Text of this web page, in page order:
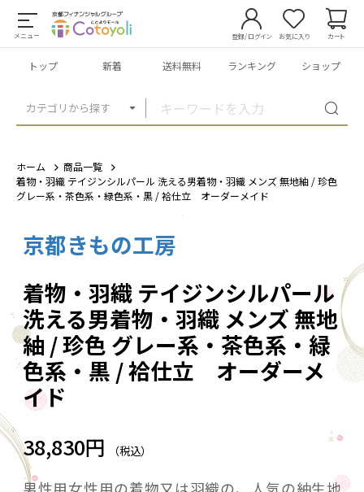
メニュー
カテゴリから探す
登録/ログイン お気に入り カート
トップ 新着 送料無料 ランキング ショップ
ホーム
商品一覧
着物・羽織 テイジンシルパール 洗える男着物・羽織 メンズ 無地紬 / 珍色
グレー系・茶色系・緑色系・黒 / 袷仕立 オーダーメイド
京都きもの工房
着物・羽織 テイジンシルパール
洗える男着物・羽織 メンズ 無地
紬 / 珍色 グレー系・茶色系・緑
色系・黒 / 袷仕立 オーダーメ
イド
38,830円 （税込）